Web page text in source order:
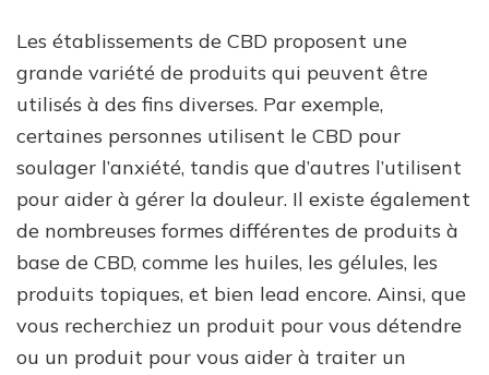
Les établissements de CBD proposent une
grande variété de produits qui peuvent être
utilisés à des fins diverses. Par exemple,
certaines personnes utilisent le CBD pour
soulager l’anxiété, tandis que d’autres l’utilisent
pour aider à gérer la douleur. Il existe également
de nombreuses formes différentes de produits à
base de CBD, comme les huiles, les gélules, les
produits topiques, et bien lead encore. Ainsi, que
vous recherchiez un produit pour vous détendre
ou un produit pour vous aider à traiter un